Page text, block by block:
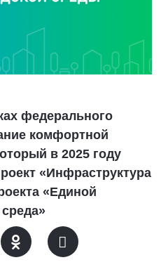
федерального
комфортной
в 2025 году
«Инфраструктура
«Единой